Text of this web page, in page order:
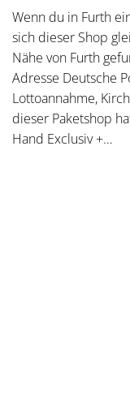
Wenn du in Furth
sich dieser Shop
Nähe von Furth
Adresse Deutsche
Lottoannahme,
dieser Paketshop
Hand Exclusiv +…